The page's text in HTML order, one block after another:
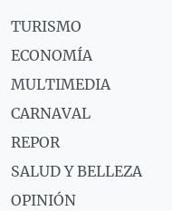
TURISMO
ECONOMÍA
MULTIMEDIA
CARNAVAL
REPOR
SALUD Y BELLEZA
OPINIÓN